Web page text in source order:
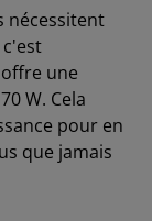
nécessitent
une
W. Cela
pour en
que jamais